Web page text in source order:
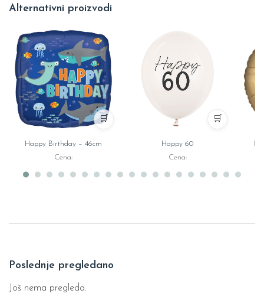
Alternativni proizvodi
🛒
Happy Birthday – 46cm
Cena:
🛒
Happy 60
Cena:
Poslednje pregledano
Još nema pregleda.